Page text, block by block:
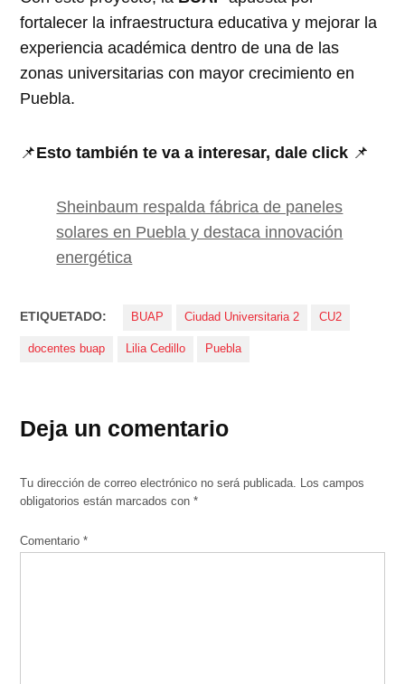
fortalecer la infraestructura educativa y mejorar la
experiencia académica dentro de una de las
zonas universitarias con mayor crecimiento en
Puebla.
📌Esto también te va a interesar, dale click 📌
Sheinbaum respalda fábrica de paneles
solares en Puebla y destaca innovación
energética
ETIQUETADO: BUAP Ciudad Universitaria 2 CU2
docentes buap Lilia Cedillo Puebla
Deja un comentario
Tu dirección de correo electrónico no será publicada. Los campos
obligatorios están marcados con*
Comentario*